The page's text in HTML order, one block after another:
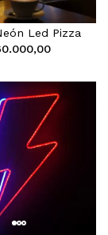
Led Pizza